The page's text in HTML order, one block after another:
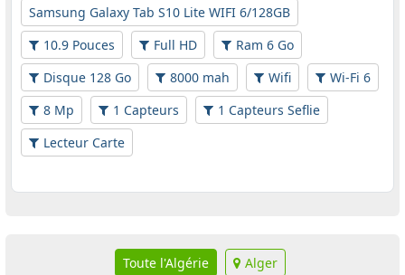
Samsung Galaxy Tab S10 Lite WIFI 6/128GB
10.9 Pouces
Full HD
Ram 6 Go
Disque 128 Go
8000 mah Wifi
Wi-Fi 6
8 Mp
1 Capteurs
1 Capteurs Seflie
Lecteur Carte
Toute l'Algérie Alger